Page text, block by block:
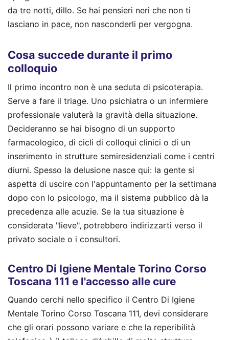
da tre notti, dillo. Se hai pensieri neri che non ti
lasciano in pace, non nasconderli per vergogna.
Cosa succede durante il primo
colloquio
Il primo incontro non è una seduta di psicoterapia.
Serve a fare il triage. Uno psichiatra o un infermiere
professionale valuterà la gravità della situazione.
Decideranno se hai bisogno di un supporto
farmacologico, di cicli di colloqui clinici o di un
inserimento in strutture semiresidenziali come i centri
diurni. Spesso la delusione nasce qui: la gente si
aspetta di uscire con l'appuntamento per la settimana
dopo con lo psicologo, ma il sistema pubblico dà la
precedenza alle acuzie. Se la tua situazione è
considerata "lieve", potrebbero indirizzarti verso il
privato sociale o i consultori.
Centro Di Igiene Mentale Torino Corso
Toscana 111 e l'accesso alle cure
Quando cerchi nello specifico il Centro Di Igiene
Mentale Torino Corso Toscana 111, devi considerare
che gli orari possono variare e che la reperibilità